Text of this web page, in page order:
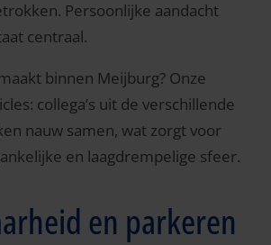
Persoonlijke aandacht
centraal.
binnen Meijburg? Onze
collega’s uit de verschillende
nauw samen, wat zorgt voor
en laagdrempelige sfeer.
en parkeren